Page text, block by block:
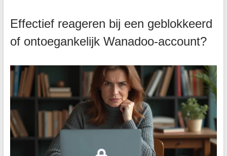
Effectief reageren bij een geblokkeerd
of ontoegankelijk Wanadoo-account?